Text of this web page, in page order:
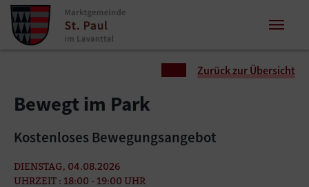
Zum Inhalt springen
Zum Seitenende springen
Zurück zur Übersicht
Bewegt im Park
Kostenloses Bewegungsangebot
DIENSTAG, 04.08.2026
UHRZEIT : 18:00 - 19:00 UHR